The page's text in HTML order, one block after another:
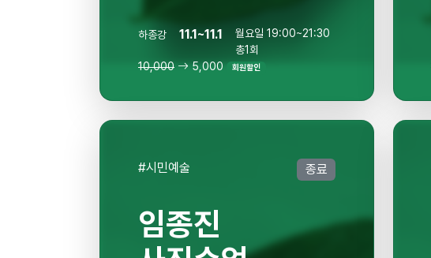
하종강 11.1~11.1
월요일 19:00~21:30
총1회
10,000
5,000 회원할인
#시민예술 종료
임종진